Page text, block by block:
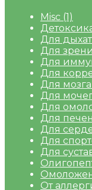
Misc (1)
Для
Для
Для
Для
Для мозга
Для
Для
Для
Для
Для
Для
От